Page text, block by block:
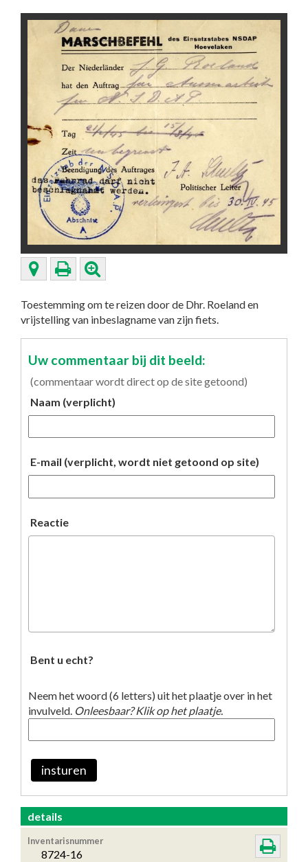
Toestemming om te reizen door de Dhr. Roeland en
vrijstelling van inbeslagname van zijn fiets.
Uw commentaar bij dit beeld:
(commentaar wordt direct op de site getoond)
Naam (verplicht)
E-mail (verplicht, wordt niet getoond op site)
Reactie
Bent u echt?
Neem het woord (6 letters) uit het plaatje over in het
invulveld. Onleesbaar? Klik op het plaatje.
insturen
details
Inventarisnummer
8724-16